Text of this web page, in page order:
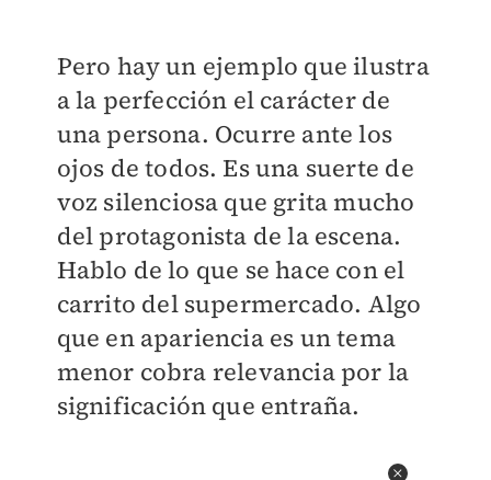
Pero hay un ejemplo que ilustra
a la perfección el carácter de
una persona. Ocurre ante los
ojos de todos. Es una suerte de
voz silenciosa que grita mucho
del protagonista de la escena.
Hablo de lo que se hace con el
carrito del supermercado. Algo
que en apariencia es un tema
menor cobra relevancia por la
significación que entraña.